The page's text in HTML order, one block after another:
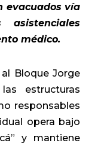
evacuados vía
médico.
Bloque Jorge
estructuras
responsables
opera bajo
y mantiene